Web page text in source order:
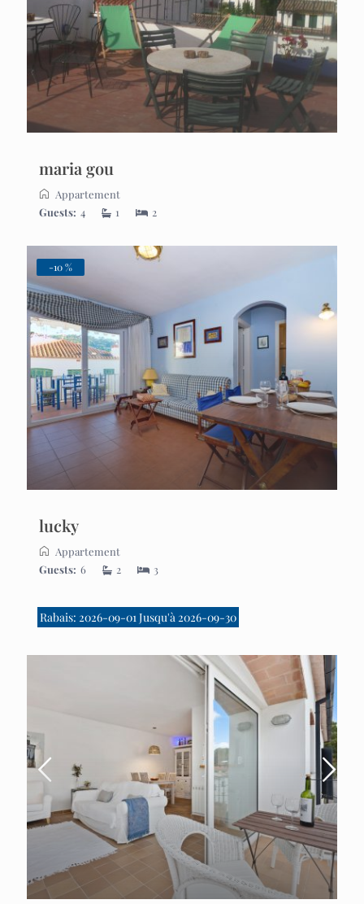
maria gou
Appartement
Guests: 4 1 2
-10 %
lucky
Appartement
Guests: 6 2 3
Rabais: 2026-09-01 Jusqu'à 2026-09-30